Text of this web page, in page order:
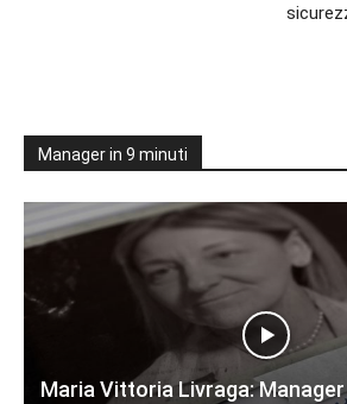
Manager in 9 minuti
Maria Vittoria Livraga: